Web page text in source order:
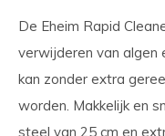
De Eheim Rapid
verwijderen van algen
kan zonder extra
worden. Makkelijk en
steel van 25 cm en